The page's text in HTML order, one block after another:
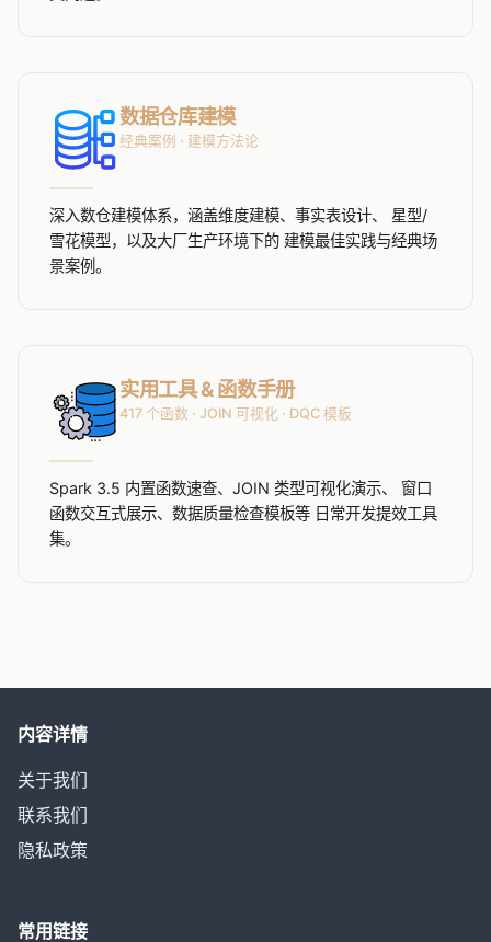
数据仓库建模
经典案例 · 建模方法论
深入数仓建模体系，涵盖维度建模、事实表设计、 星型/
雪花模型，以及大厂生产环境下的 建模最佳实践与经典场
景案例。
实用工具 & 函数手册
417 个函数 · JOIN 可视化 · DQC 模板
Spark 3.5 内置函数速查、JOIN 类型可视化演示、 窗口
函数交互式展示、数据质量检查模板等 日常开发提效工具
集。
内容详情
关于我们
联系我们
隐私政策
常用链接